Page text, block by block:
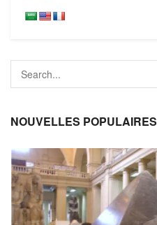
NOUVELLES POPULAIRES